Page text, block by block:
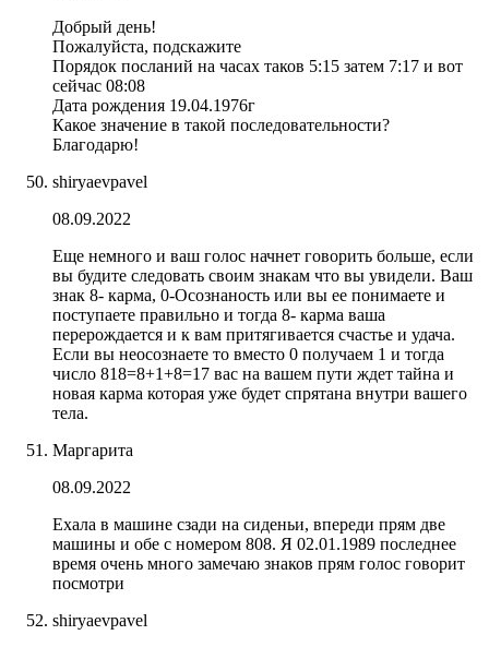
Добрый день!
Пожалуйста, подскажите
Порядок посланий на часах таков 5:15 затем 7:17 и вот
сейчас 08:08
Дата рождения 19.04.1976г
Какое значение в такой последовательности?
Благодарю!
shiryaevpavel
08.09.2022
Еще немного и ваш голос начнет говорить больше, если
вы будите следовать своим знакам что вы увидели. Ваш
знак 8- карма, 0-Осознаность или вы ее понимаете и
поступаете правильно и тогда 8- карма ваша
перерождается и к вам притягивается счастье и удача.
Если вы неосознаете то вместо 0 получаем 1 и тогда
число 818=8+1+8=17 вас на вашем пути ждет тайна и
новая карма которая уже будет спрятана внутри вашего
тела.
Маргарита
08.09.2022
Ехала в машине сзади на сиденьи, впереди прям две
машины и обе с номером 808. Я 02.01.1989 последнее
время очень много замечаю знаков прям голос говорит
посмотри
shiryaevpavel